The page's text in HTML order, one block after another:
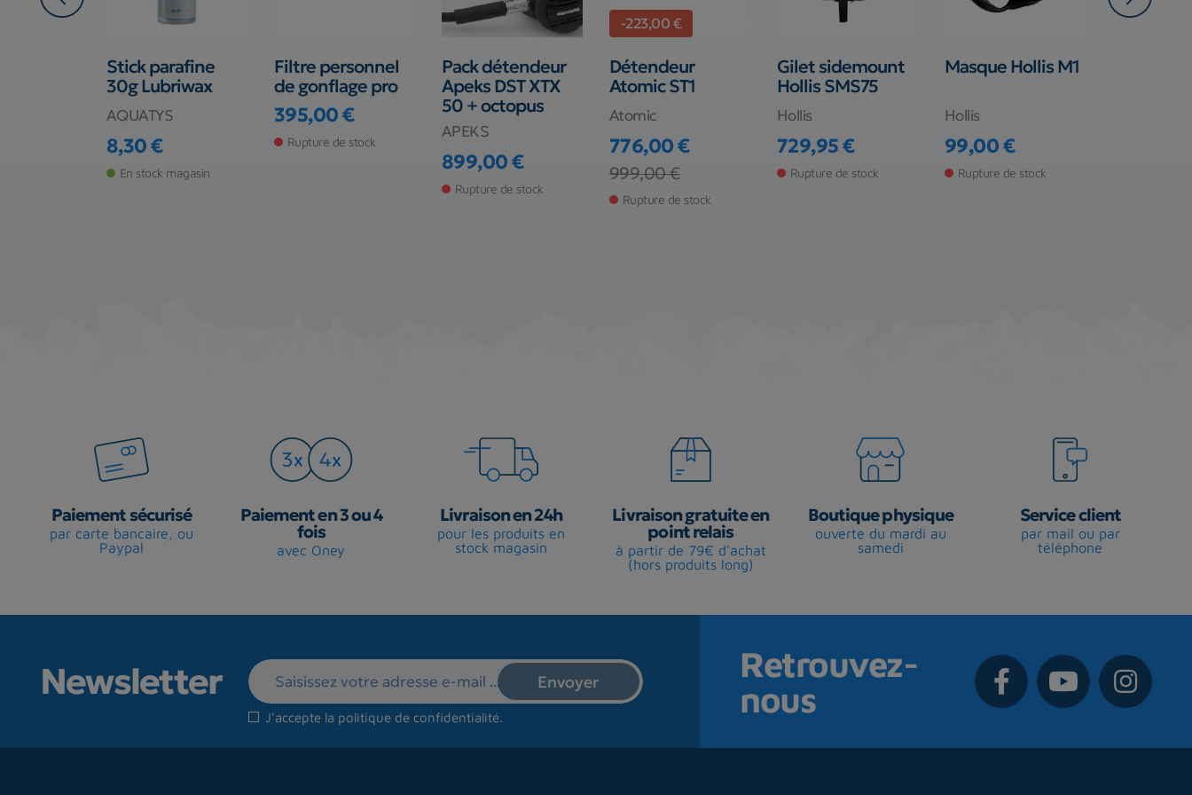
Stick parafine
30g Lubriwax
AQUATYS
Prix
8,30 €
En stock magasin
Filtre personnel
de gonflage pro
Prix
395,00 €
Rupture de stock
Pack détendeur
Apeks DST XTX
50 + octopus
APEKS
Prix
899,00 €
Rupture de stock
-223,00 €
Détendeur
Atomic ST1
Atomic
Prix
776,00 €
Prix de base
999,00 €
Rupture de stock
Gilet sidemount
Hollis SMS75
Hollis
Prix
729,95 €
Rupture de stock
Masque Hollis M1
Hollis
Prix
99,00 €
Rupture de stock
Paiement sécurisé
par carte bancaire, ou
Paypal
Paiement en 3 ou 4
fois
avec Oney
Livraison en 24h
pour les produits en
stock magasin
Livraison gratuite en
point relais
à partir de 79€ d'achat
(hors produits long)
Boutique physique
ouverte du mardi au
samedi
Service client
par mail ou par
téléphone
Newsletter
J'accepte la politique de confidentialité.
Retrouvez-
nous